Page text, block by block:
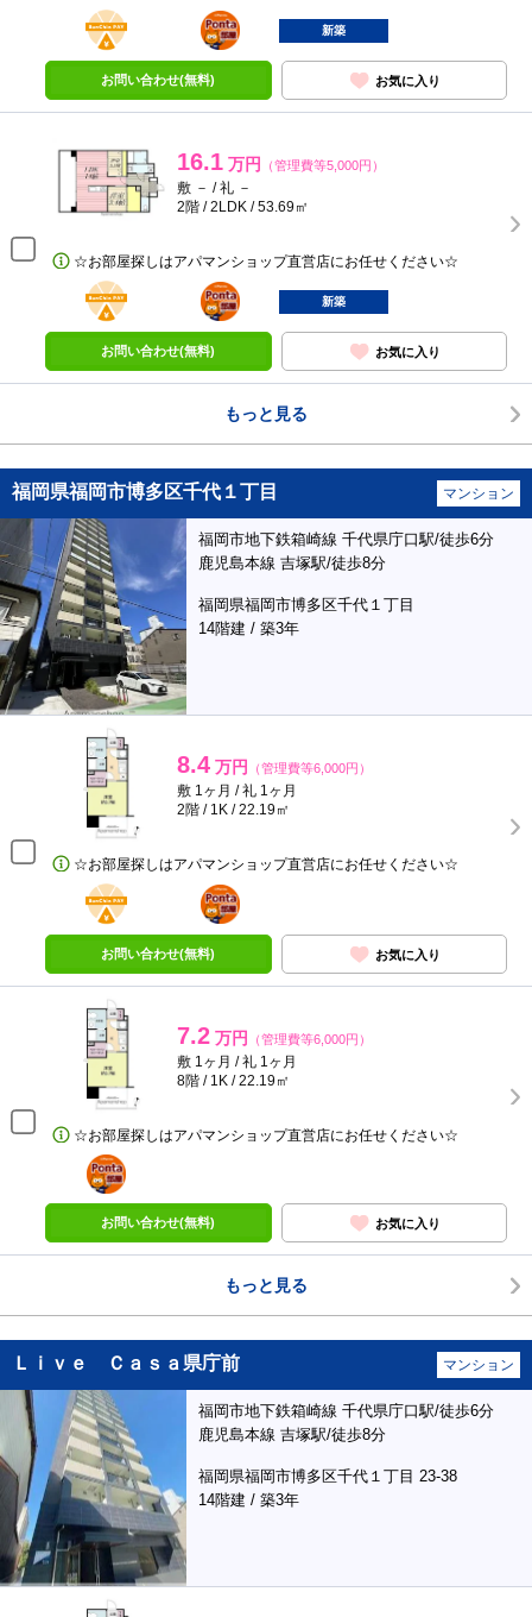
BunChinPAY
ポンタ
部屋
新築
お問い合わせ(無料) お気に入り
16.1 万円 （管理費等5,000円）
敷 － / 礼 －
2階 / 2LDK / 53.69㎡
☆お部屋探しはアパマンショップ直営店にお任せください☆
BunChinPAY
ポンタ
部屋
新築
お問い合わせ(無料) お気に入り
もっと見る
福岡県福岡市博多区千代１丁目 マンション
福岡市地下鉄箱崎線 千代県庁口駅/徒歩6分
鹿児島本線 吉塚駅/徒歩8分
福岡県福岡市博多区千代１丁目
14階建 / 築3年
8.4 万円 （管理費等6,000円）
敷 1ヶ月 / 礼 1ヶ月
2階 / 1K / 22.19㎡
☆お部屋探しはアパマンショップ直営店にお任せください☆
BunChinPAY
ポンタ
部屋
お問い合わせ(無料) お気に入り
7.2 万円 （管理費等6,000円）
敷 1ヶ月 / 礼 1ヶ月
8階 / 1K / 22.19㎡
☆お部屋探しはアパマンショップ直営店にお任せください☆
ポンタ
部屋
お問い合わせ(無料) お気に入り
もっと見る
Ｌｉｖｅ Ｃａｓａ県庁前 マンション
福岡市地下鉄箱崎線 千代県庁口駅/徒歩6分
鹿児島本線 吉塚駅/徒歩8分
福岡県福岡市博多区千代１丁目 23-38
14階建 / 築3年